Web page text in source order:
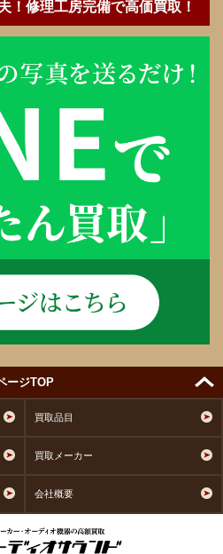
！修理工房完備で高価買取！
ージTOP
買取品目
買取メーカー
会社概要